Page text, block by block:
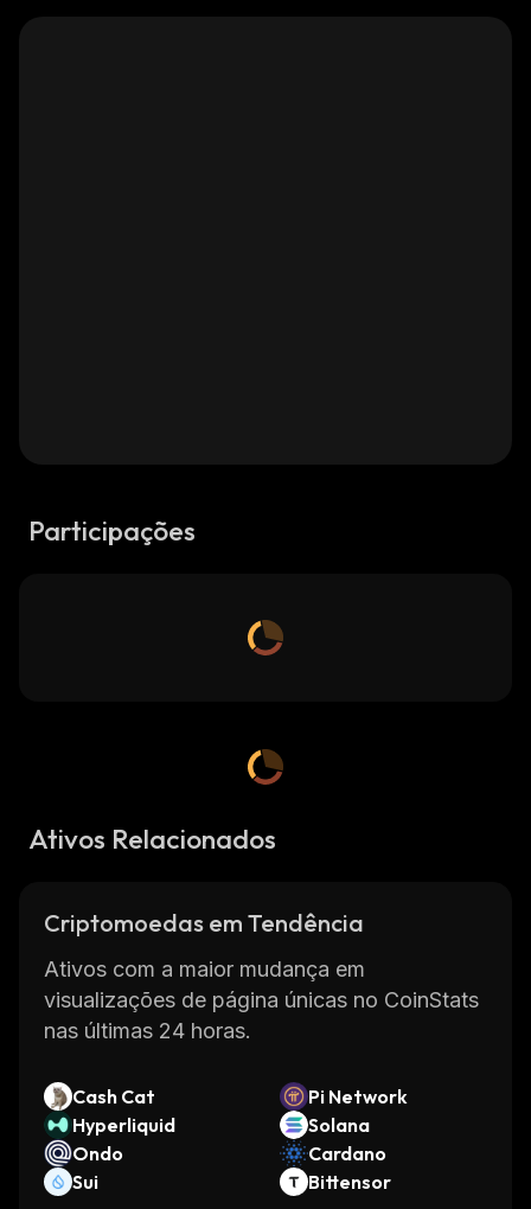
Participações
Ativos Relacionados
Criptomoedas em Tendência
Ativos com a maior mudança em
visualizações de página únicas no CoinStats
nas últimas 24 horas.
Cash Cat
Pi Network
Hyperliquid
Solana
Ondo
Cardano
Sui
Bittensor